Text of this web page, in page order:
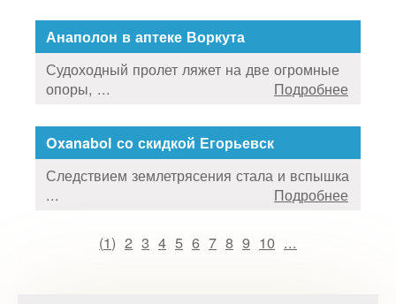
Анаполон в аптеке Воркута
Судоходный пролет ляжет на две огромные
опоры, ...
Подробнее
Oxanabol со скидкой Егорьевск
Следствием землетрясения стала и вспышка
...
Подробнее
(1) 2 3 4 5 6 7 8 9 10 ...